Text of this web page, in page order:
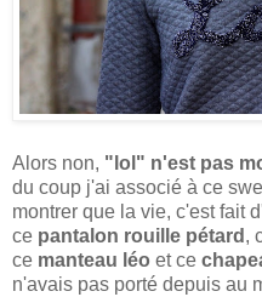
Alors non, "lol" n'est pas
du coup j'ai associé à ce
montrer que la vie, c'est fait
ce pantalon rouille pétard ,
ce manteau léo et ce
n'avais pas porté depuis au